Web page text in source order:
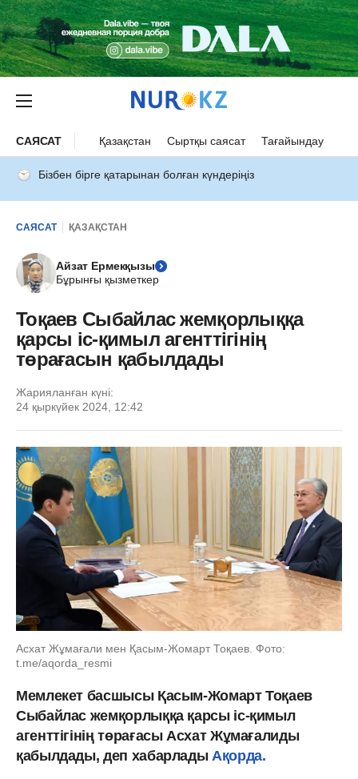
САЯСАТ Қазақстан Сыртқы саясат Тағайындау
Бізбен бірге қатарынан болған күндеріңіз
САЯСАТ ҚАЗАҚСТАН
Айзат Ермекқызы
Бұрынғы қызметкер
Тоқаев Сыбайлас жемқорлыққа
қарсы іс-қимыл агенттігінің
төрағасын қабылдады
Жарияланған күні:
24 қыркүйек 2024, 12:42
Асхат Жұмағали мен Қасым-Жомарт Тоқаев. Фото:
t.me/aqorda_resmi
Мемлекет басшысы Қасым-Жомарт Тоқаев
Сыбайлас жемқорлыққа қарсы іс-қимыл
агенттігінің төрағасы Асхат Жұмағалиды
қабылдады, деп хабарлады Ақорда.